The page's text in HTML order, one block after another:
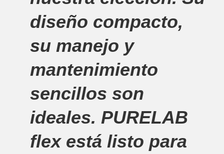
diseño compacto,
su manejo y
mantenimiento
sencillos son
ideales. PURELAB
flex está listo para